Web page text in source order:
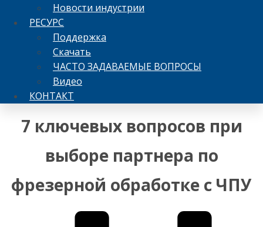
Новости индустрии
РЕСУРС
Поддержка
Скачать
ЧАСТО ЗАДАВАЕМЫЕ ВОПРОСЫ
Видео
КОНТАКТ
7 ключевых вопросов при
выборе партнера по
фрезерной обработке с ЧПУ